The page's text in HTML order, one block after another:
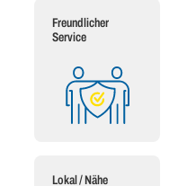
Freundlicher
Service
Lokal / Nähe